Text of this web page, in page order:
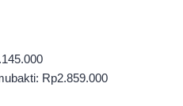
Rp2.859.000